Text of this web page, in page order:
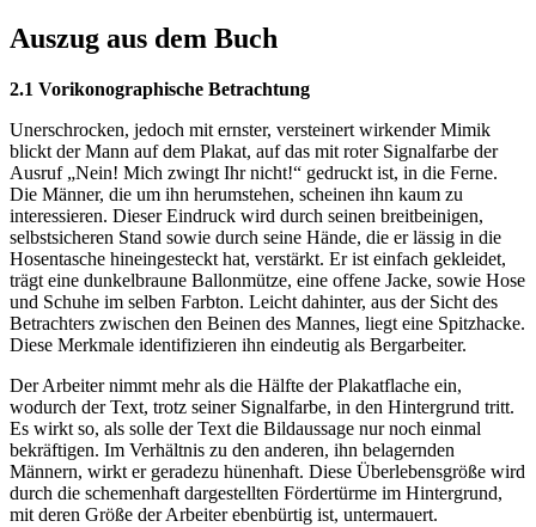
Auszug aus dem Buch
2.1 Vorikonographische Betrachtung
Unerschrocken, jedoch mit ernster, versteinert wirkender Mimik
blickt der Mann auf dem Plakat, auf das mit roter Signalfarbe der
Ausruf „Nein! Mich zwingt Ihr nicht!“ gedruckt ist, in die Ferne.
Die Männer, die um ihn herumstehen, scheinen ihn kaum zu
interessieren. Dieser Eindruck wird durch seinen breitbeinigen,
selbstsicheren Stand sowie durch seine Hände, die er lässig in die
Hosentasche hineingesteckt hat, verstärkt. Er ist einfach gekleidet,
trägt eine dunkelbraune Ballonmütze, eine offene Jacke, sowie Hose
und Schuhe im selben Farbton. Leicht dahinter, aus der Sicht des
Betrachters zwischen den Beinen des Mannes, liegt eine Spitzhacke.
Diese Merkmale identifizieren ihn eindeutig als Bergarbeiter.
Der Arbeiter nimmt mehr als die Hälfte der Plakatflache ein,
wodurch der Text, trotz seiner Signalfarbe, in den Hintergrund tritt.
Es wirkt so, als solle der Text die Bildaussage nur noch einmal
bekräftigen. Im Verhältnis zu den anderen, ihn belagernden
Männern, wirkt er geradezu hünenhaft. Diese Überlebensgröße wird
durch die schemenhaft dargestellten Fördertürme im Hintergrund,
mit deren Größe der Arbeiter ebenbürtig ist, untermauert.